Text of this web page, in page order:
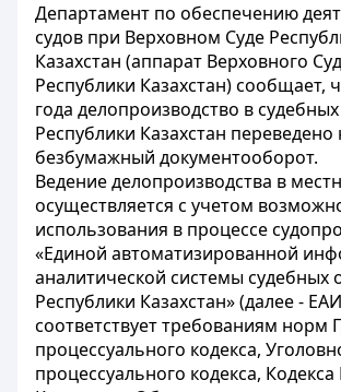
Департамент по обеспечению
судов при Верховном Суде
Казахстан (аппарат Верховного
Республики Казахстан) сообщает,
года делопроизводство в
Республики Казахстан переведено
безбумажный документооборот.
Ведение делопроизводства в
осуществляется с учетом
использования в процессе
«Единой автоматизированной
аналитической системы судебных
Республики Казахстан» (далее -
соответствует требованиям норм
процессуального кодекса,
процессуального кодекса,